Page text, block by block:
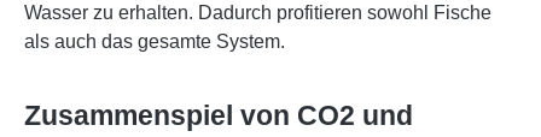
Wasser zu erhalten. Dadurch profitieren sowohl Fische
als auch das gesamte System.
Zusammenspiel von CO2 und